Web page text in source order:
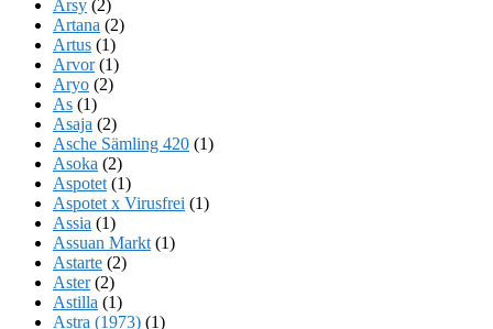
Arsy (2)
Artana (2)
Artus (1)
Arvor(1)
Aryo (2)
As (1)
Asaja (2)
Asche Sämling 420 (1)
Asoka (2)
Aspotet (1)
Aspotet x Virusfrei (1)
Assia (1)
Assuan Markt (1)
Astarte (2)
Aster(2)
Astilla (1)
Astra (1973) (1)